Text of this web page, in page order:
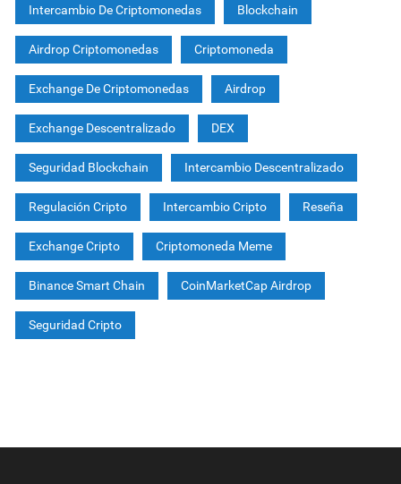
Intercambio De Criptomonedas Blockchain
Airdrop Criptomonedas Criptomoneda
Exchange De Criptomonedas Airdrop
Exchange Descentralizado DEX
Seguridad Blockchain Intercambio Descentralizado
Regulación Cripto Intercambio Cripto Reseña
Exchange Cripto Criptomoneda Meme
Binance Smart Chain CoinMarketCap Airdrop
Seguridad Cripto